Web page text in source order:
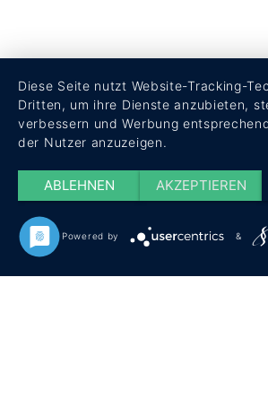
Diese Seite nutzt Website-Tracking-
Dritten, um ihre Dienste anzubieten,
verbessern und Werbung
der Nutzer anzuzeigen.
ABLEHNEN AKZEPTIEREN
Powered by &